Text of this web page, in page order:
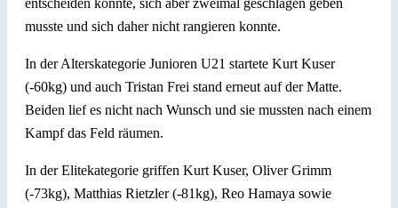
entscheiden konnte, sich aber zweimal geschlagen geben
musste und sich daher nicht rangieren konnte.
In der Alterskategorie Junioren U21 startete Kurt Kuser
(-60kg) und auch Tristan Frei stand erneut auf der Matte.
Beiden lief es nicht nach Wunsch und sie mussten nach einem
Kampf das Feld räumen.
In der Elitekategorie griffen Kurt Kuser, Oliver Grimm
(-73kg), Matthias Rietzler (-81kg), Reo Hamaya sowie